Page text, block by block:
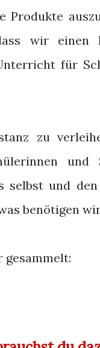
Produkte
wir einen
für
zu
und
und
benötigen
gesammelt: